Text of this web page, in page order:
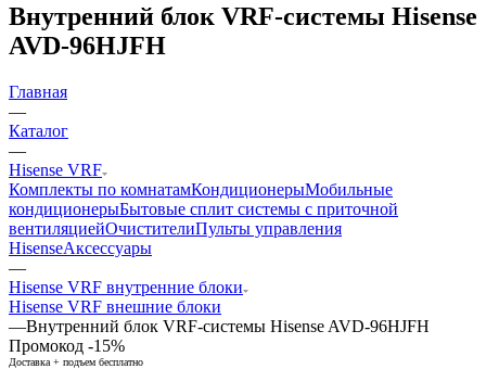
Внутренний блок VRF-системы Hisense
AVD-96HJFH
Главная
—
Каталог
—
Hisense VRF
Комплекты по комнатамКондиционерыМобильные
кондиционерыБытовые сплит системы с приточной
вентиляциейОчистителиПульты управления
HisenseАксессуары
—
Hisense VRF внутренние блоки
Hisense VRF внешние блоки
—Внутренний блок VRF-системы Hisense AVD-96HJFH
Промокод -15%
Доставка + подъем бесплатно